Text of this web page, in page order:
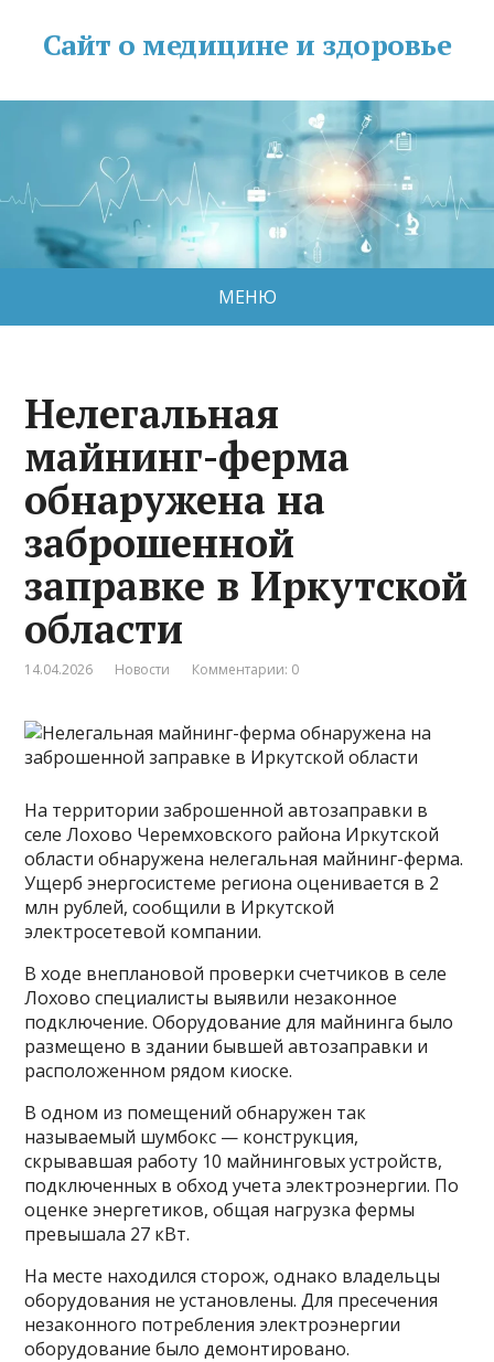
Сайт о медицине и здоровье
МЕНЮ
Нелегальная
майнинг-ферма
обнаружена на
заброшенной
заправке в Иркутской
области
14.04.2026 Новости Комментарии: 0
На территории заброшенной автозаправки в
селе Лохово Черемховского района Иркутской
области обнаружена нелегальная майнинг-ферма.
Ущерб энергосистеме региона оценивается в 2
млн рублей, сообщили в Иркутской
электросетевой компании.
В ходе внеплановой проверки счетчиков в селе
Лохово специалисты выявили незаконное
подключение. Оборудование для майнинга было
размещено в здании бывшей автозаправки и
расположенном рядом киоске.
В одном из помещений обнаружен так
называемый шумбокс — конструкция,
скрывавшая работу 10 майнинговых устройств,
подключенных в обход учета электроэнергии. По
оценке энергетиков, общая нагрузка фермы
превышала 27 кВт.
На месте находился сторож, однако владельцы
оборудования не установлены. Для пресечения
незаконного потребления электроэнергии
оборудование было демонтировано.